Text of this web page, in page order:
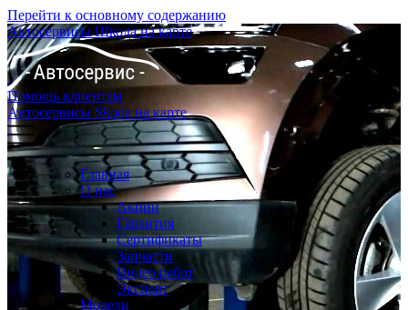
Перейти к основному содержанию
Автосервисы Шкода на карте
Помощь клиентам
Автосервисы Skoda на карте
Главная
О нас
Акции
Гарантия
Сертификаты
Запчасти
Видео работ
Эксперт
Модели